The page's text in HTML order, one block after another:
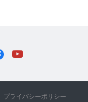
プライバシーポリシー